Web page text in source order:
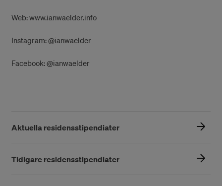
Web: www.ianwaelder.info
Instagram: @ianwaelder
Facebook: @ianwaelder
Aktuella residensstipendiater
Tidigare residensstipendiater